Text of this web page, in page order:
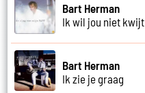
Bart Herman
Ik wil jou niet kwijt
Bart Herman
Ik zie je graag